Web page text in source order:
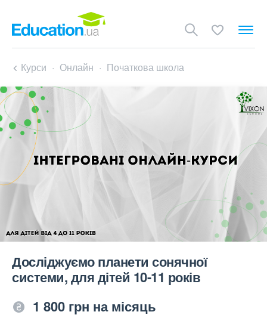
Курси Онлайн Початкова школа
Досліджуємо планети сонячної
системи, для дітей 10-11 років
1 800 грн на місяць